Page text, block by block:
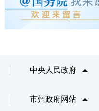
投企业经营管理集团有限
公司2026年度融资计划意
新区综合办公楼北楼5楼丹
512办公室（邮编：
中央人民政府
市州政府网站